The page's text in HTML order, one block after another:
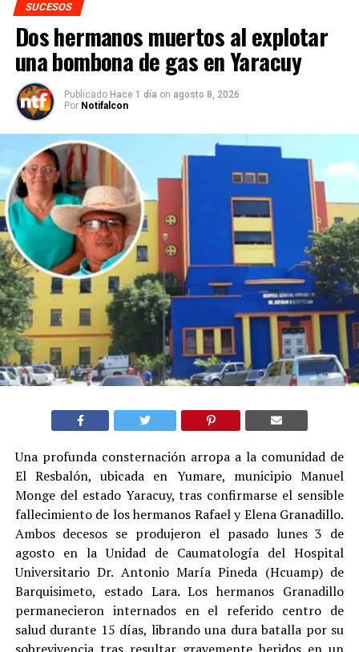
SUCESOS
Dos hermanos muertos al explotar
una bombona de gas en Yaracuy
Publicado Hace 1 día on agosto 8, 2026
Por Notifalcon
Una profunda consternación arropa a la comunidad de
El Resbalón, ubicada en Yumare, municipio Manuel
Monge del estado Yaracuy, tras confirmarse el sensible
fallecimiento de los hermanos Rafael y Elena Granadillo.
Ambos decesos se produjeron el pasado lunes 3 de
agosto en la Unidad de Caumatología del Hospital
Universitario Dr. Antonio María Pineda (Hcuamp) de
Barquisimeto, estado Lara. Los hermanos Granadillo
permanecieron internados en el referido centro de
salud durante 15 días, librando una dura batalla por su